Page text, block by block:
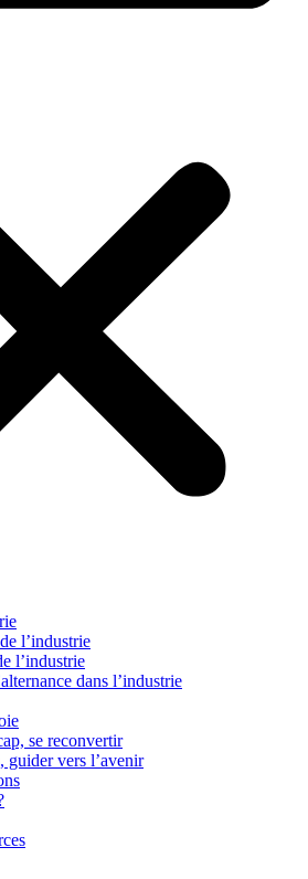
l’industrie
l’industrie
dans l’industrie
se reconvertir
guider vers l’avenir